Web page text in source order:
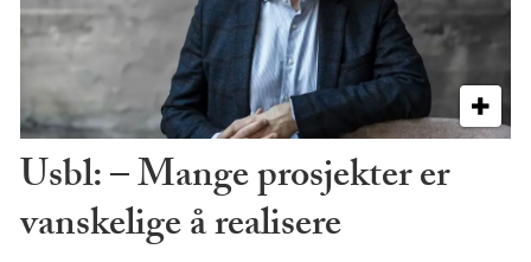
Usbl: – Mange prosjekter er
vanskelige å realisere